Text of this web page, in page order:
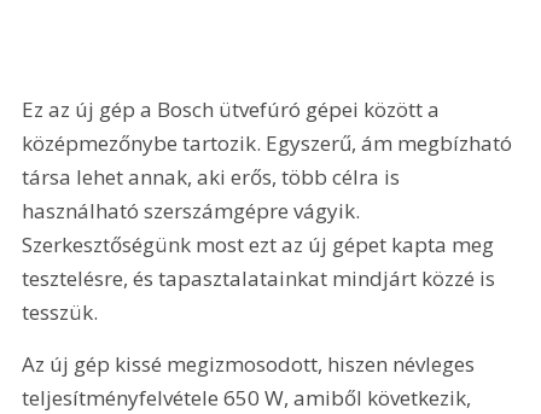
Ez az új gép a Bosch ütvefúró gépei között a
középmezőnybe tartozik. Egyszerű, ám megbízható
társa lehet annak, aki erős, több célra is
használható szerszámgépre vágyik.
Szerkesztőségünk most ezt az új gépet kapta meg
tesztelésre, és tapasztalatainkat mindjárt közzé is
tesszük.
Az új gép kissé megizmosodott, hiszen névleges
teljesítményfelvétele 650 W, amiből következik,